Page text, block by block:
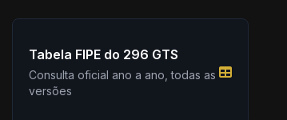
Tabela FIPE do 296 GTS
Consulta oficial ano a ano, todas as
versões